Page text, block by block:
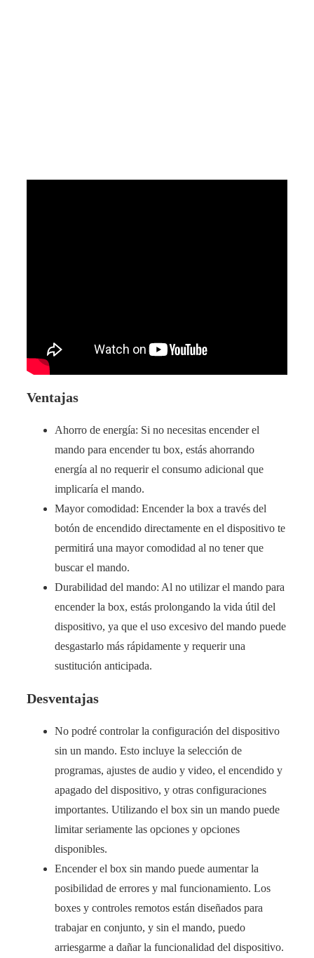
Ventajas
Ahorro de energía: Si no necesitas encender el
mando para encender tu box, estás ahorrando
energía al no requerir el consumo adicional que
implicaría el mando.
Mayor comodidad: Encender la box a través del
botón de encendido directamente en el dispositivo te
permitirá una mayor comodidad al no tener que
buscar el mando.
Durabilidad del mando: Al no utilizar el mando para
encender la box, estás prolongando la vida útil del
dispositivo, ya que el uso excesivo del mando puede
desgastarlo más rápidamente y requerir una
sustitución anticipada.
Desventajas
No podré controlar la configuración del dispositivo
sin un mando. Esto incluye la selección de
programas, ajustes de audio y video, el encendido y
apagado del dispositivo, y otras configuraciones
importantes. Utilizando el box sin un mando puede
limitar seriamente las opciones y opciones
disponibles.
Encender el box sin mando puede aumentar la
posibilidad de errores y mal funcionamiento. Los
boxes y controles remotos están diseñados para
trabajar en conjunto, y sin el mando, puedo
arriesgarme a dañar la funcionalidad del dispositivo.